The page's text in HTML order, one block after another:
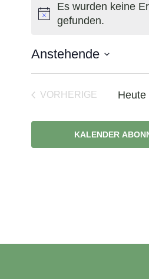
Hinweis
Es wurden keine
gefunden.
Anstehende
VORHERIGE
Heute
KALENDER